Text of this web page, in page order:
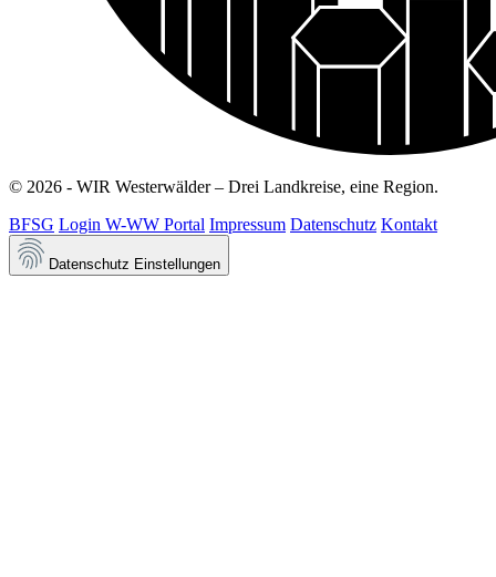
© 2026 - WIR Westerwälder – Drei Landkreise, eine Region.
BFSG Login W-WW Portal Impressum Datenschutz Kontakt
Datenschutz Einstellungen